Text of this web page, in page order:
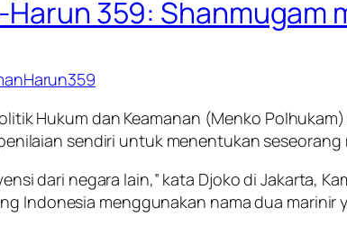
Harun 359:
Hukum dan Keamanan (Menko
sendiri untuk menentukan
dari negara lain,” kata Djoko di Jakarta,
Indonesia menggunakan nama dua